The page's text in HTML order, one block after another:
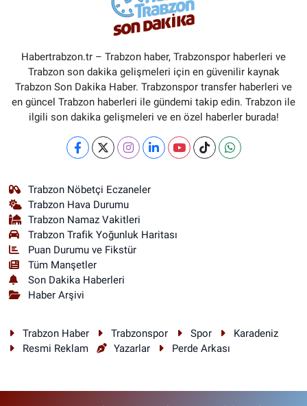
Habertrabzon.tr – Trabzon haber, Trabzonspor haberleri ve
Trabzon son dakika gelişmeleri için en güvenilir kaynak
Trabzon Son Dakika Haber. Trabzonspor transfer haberleri ve
en güncel Trabzon haberleri ile gündemi takip edin. Trabzon ile
ilgili son dakika gelişmeleri ve en özel haberler burada!
Trabzon Nöbetçi Eczaneler
Trabzon Hava Durumu
Trabzon Namaz Vakitleri
Trabzon Trafik Yoğunluk Haritası
Puan Durumu ve Fikstür
Tüm Manşetler
Son Dakika Haberleri
Haber Arşivi
Trabzon Haber Trabzonspor Spor
Karadeniz
Resmi Reklam
Yazarlar Perde Arkası